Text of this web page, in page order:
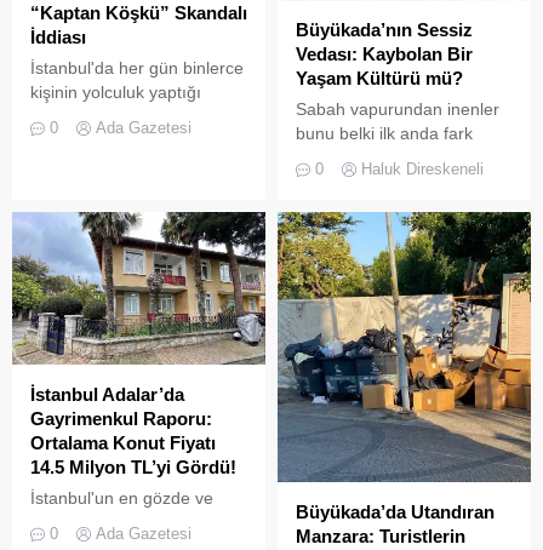
“Kaptan Köşkü” Skandalı
İddiası
İstanbul'da her gün binlerce
kişinin yolculuk yaptığı
görüntüler "bu kadarına da
0 Ada Gazetesi
Büyükada’nın Sessiz
Vedası: Kaybolan Bir
Yaşam Kültürü mü?
Sabah vapurundan inenler
bunu belki ilk anda fark
Büyükada’yı elli, altmış yıldır
ve adımları değişti
0 Haluk Direskeneli
İstanbul Adalar’da
Gayrimenkul Raporu:
Ortalama Konut Fiyatı
14.5 Milyon TL’yi Gördü!
İstanbul'un en gözde ve
olan Adalar ilçesinde,
0 Ada Gazetesi
Büyükada’da Utandıran
Manzara: Turistlerin